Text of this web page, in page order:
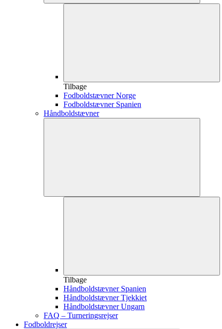
Tilbage
Fodboldstævner Norge
Fodboldstævner Spanien
Håndboldstævner
Tilbage
Håndboldstævner Spanien
Håndboldstævner Tjekkiet
Håndboldstævner Ungarn
FAQ – Turneringsrejser
Fodboldrejser